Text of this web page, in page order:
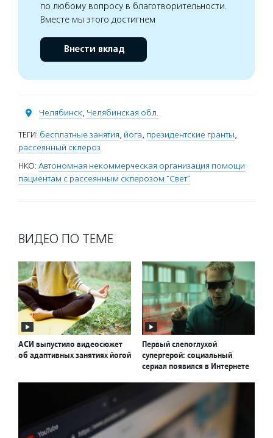
по любому вопросу в благотворительности.
Вместе мы этого достигнем
Внести вклад
Челябинск, Челябинская обл.
ТЕГИ: бесплатные занятия, йога, президентские гранты,
рассеянный склероз
НКО: Автономная некоммерческая организация помощи
пациентам с рассеянным склерозом "Свет"
ВИДЕО ПО ТЕМЕ
АСИ выпустило видеосюжет
об адаптивных занятиях йогой
Первый слепоглухой
супергерой: социальный
сериал появился в Интернете